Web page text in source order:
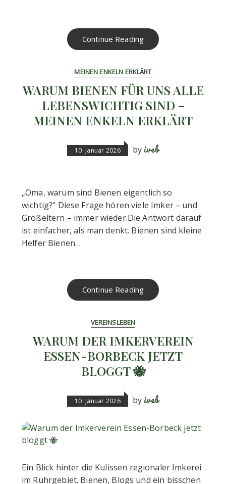
Continue Reading
MEINEN ENKELN ERKLÄRT
WARUM BIENEN FÜR UNS ALLE
LEBENSWICHTIG SIND –
MEINEN ENKELN ERKLÄRT
10. Januar 2026 by iveb
„Oma, warum sind Bienen eigentlich so
wichtig?“ Diese Frage hören viele Imker – und
Großeltern – immer wieder.Die Antwort darauf
ist einfacher, als man denkt. Bienen sind kleine
Helfer Bienen…
Continue Reading
VEREINSLEBEN
WARUM DER IMKERVEREIN
ESSEN-BORBECK JETZT
BLOGGT 🐝
10. Januar 2026 by iveb
Ein Blick hinter die Kulissen regionaler Imkerei
im Ruhrgebiet. Bienen, Blogs und ein bisschen